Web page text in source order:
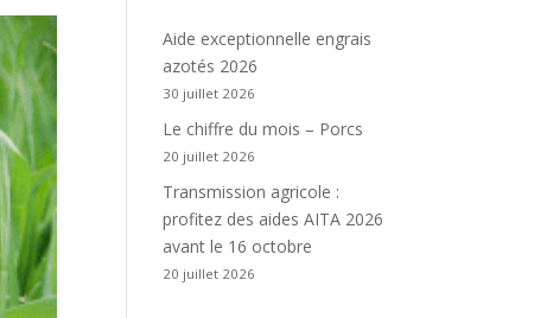
Aide exceptionnelle engrais
azotés 2026
30 juillet 2026
Le chiffre du mois – Porcs
20 juillet 2026
Transmission agricole :
profitez des aides AITA 2026
avant le 16 octobre
20 juillet 2026